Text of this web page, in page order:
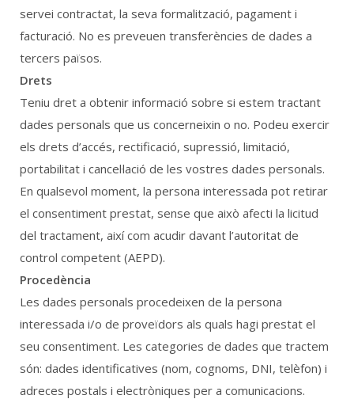
servei contractat, la seva formalització, pagament i
facturació. No es preveuen transferències de dades a
tercers països.
Drets
Teniu dret a obtenir informació sobre si estem tractant
dades personals que us concerneixin o no. Podeu exercir
els drets d’accés, rectificació, supressió, limitació,
portabilitat i cancel·lació de les vostres dades personals.
En qualsevol moment, la persona interessada pot retirar
el consentiment prestat, sense que això afecti la licitud
del tractament, així com acudir davant l’autoritat de
control competent (AEPD).
Procedència
Les dades personals procedeixen de la persona
interessada i/o de proveïdors als quals hagi prestat el
seu consentiment. Les categories de dades que tractem
són: dades identificatives (nom, cognoms, DNI, telèfon) i
adreces postals i electròniques per a comunicacions.